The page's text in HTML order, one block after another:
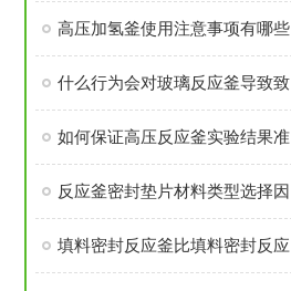
高压加氢釜使用注意事项有哪些